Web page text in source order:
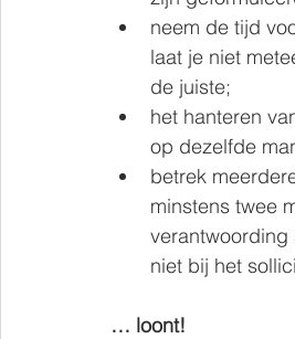
neem de tijd
laat je niet
de juiste;
het hanteren
op dezelfde
betrek
minstens twee
niet bij het
… loont!